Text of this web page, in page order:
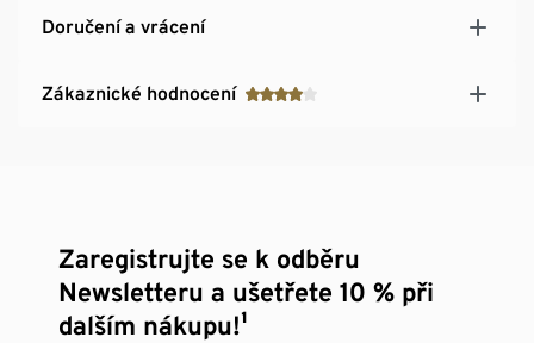
Doručení a vrácení
Zákaznické hodnocení
Zaregistrujte se k odběru
Newsletteru a ušetřete 10 % při
dalším nákupu!¹